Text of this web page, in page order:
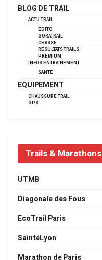
BLOG DE TRAIL
ACTU TRAIL
EDITO
GORATRAIL
CHASSE
RÉSULTATS TRAILS
PREMIUM
INFOS ENTRAINEMENT
SANTÉ
EQUIPEMENT
CHAUSSURE TRAIL
GPS
Trails & Marathons
UTMB
Diagonale des Fous
EcoTrail Paris
SaintéLyon
Marathon de Paris